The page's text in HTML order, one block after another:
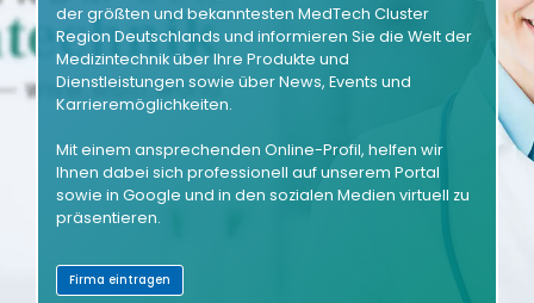
der größten und bekanntesten MedTech Cluster
Region Deutschlands und informieren Sie die Welt der
Medizintechnik über Ihre Produkte und
Dienstleistungen sowie über News, Events und
Karrieremöglichkeiten.
Mit einem ansprechenden Online-Profil, helfen wir
Ihnen dabei sich professionell auf unserem Portal
sowie in Google und in den sozialen Medien virtuell zu
präsentieren.
Firma eintragen